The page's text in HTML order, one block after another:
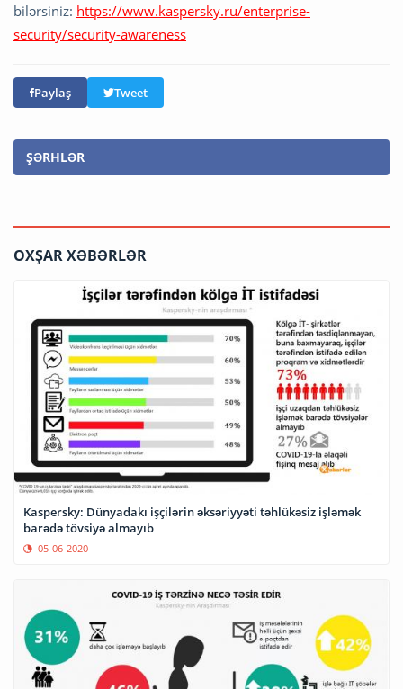
bilərsiniz: https://www.kaspersky.ru/enterprise-
security/security-awareness
Paylaş Tweet
ŞƏRHLƏR
OXŞAR XƏBƏRLƏR
Kaspersky: Dünyadakı işçilərin əksəriyyəti təhlükəsiz işləmək
barədə tövsiyə almayıb
05-06-2020